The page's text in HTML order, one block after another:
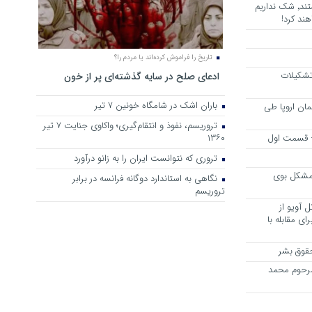
هرجا خشن ترین دشمنان ایران هستند٬ شک نداریم
کرد!
اروپا طی
– قسمت اول
بوی
آویو از
مقابله با
بشر
محمد
تاریخ را فراموش کرده‌اند یا مردم را؟
ادعای صلح در سایه گذشته‌ای پر از خون
باران اشک در شامگاه خونین 7 تیر
تروریسم، نفوذ و انتقام‌گیری؛ واکاوی جنایت ۷ تیر
۱۳۶۰
تروری که نتوانست ایران را به زانو درآورد
نگاهی به استاندارد دوگانه فرانسه در برابر
تروریسم